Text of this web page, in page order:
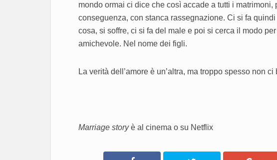
mondo ormai ci dice che così accade a tutti i
conseguenza, con stanca rassegnazione. Ci si fa
cosa, si soffre, ci si fa del male e poi si cerca il modo
amichevole. Nel nome dei figli.
La verità dell’amore è un’altra, ma troppo spesso non
Marriage storyè al cinema o su Netflix